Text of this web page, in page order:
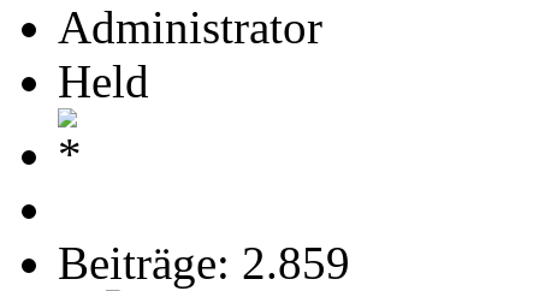
Administrator
Held
Beiträge: 2.859